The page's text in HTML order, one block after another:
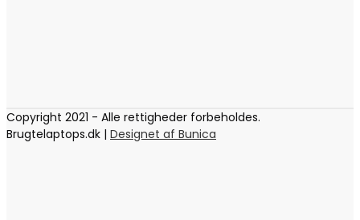
Copyright 2021 - Alle rettigheder forbeholdes.
Brugtelaptops.dk | Designet af Bunica